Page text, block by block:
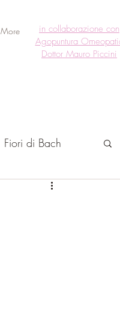
More
in collaborazione con
Agopuntura
Dottor Mauro Piccini
Fiori di Bach